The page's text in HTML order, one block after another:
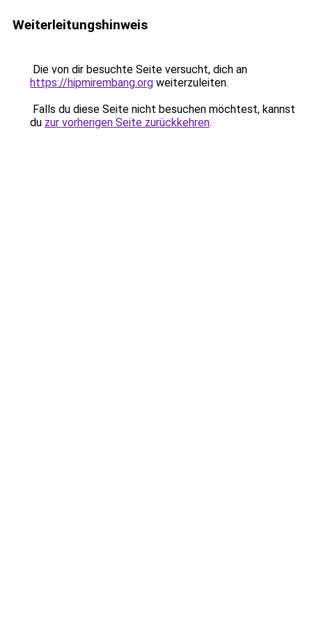
Weiterleitungshinweis
Die von dir besuchte Seite versucht, dich an
https://hipmirembang.org weiterzuleiten.
Falls du diese Seite nicht besuchen möchtest, kannst
du zur vorherigen Seite zurückkehren.